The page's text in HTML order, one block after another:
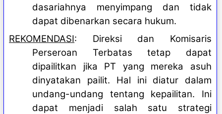
dasariahnya menyimpang dan tidak
dapat dibenarkan secara hukum.
REKOMENDASI: Direksi dan Komisaris
Perseroan Terbatas tetap dapat
dipailitkan jika PT yang mereka asuh
dinyatakan pailit. Hal ini diatur dalam
undang-undang tentang kepailitan. Ini
dapat menjadi salah satu strategi